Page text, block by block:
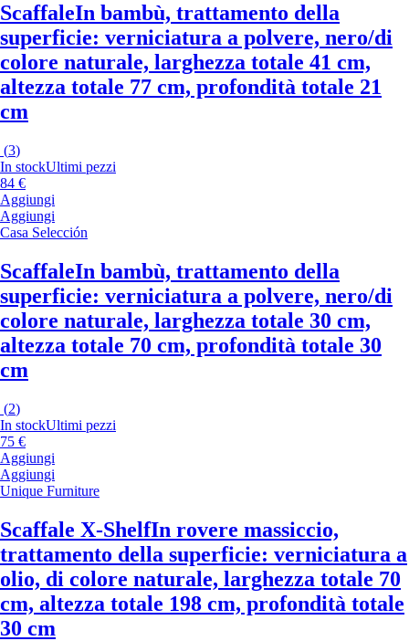
ScaffaleIn bambù, trattamento della
superficie: verniciatura a polvere, nero/di
colore naturale, larghezza totale 41 cm,
altezza totale 77 cm, profondità totale 21
cm
(3)
In stockUltimi pezzi
84 €
Aggiungi
Aggiungi
Casa Selección
ScaffaleIn bambù, trattamento della
superficie: verniciatura a polvere, nero/di
colore naturale, larghezza totale 30 cm,
altezza totale 70 cm, profondità totale 30
cm
(2)
In stockUltimi pezzi
75 €
Aggiungi
Aggiungi
Unique Furniture
Scaffale X-ShelfIn rovere massiccio,
trattamento della superficie: verniciatura a
olio, di colore naturale, larghezza totale 70
cm, altezza totale 198 cm, profondità totale
30 cm